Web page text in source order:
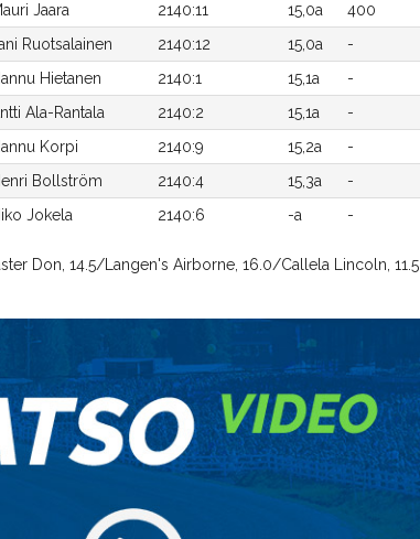
Jaara 2140:11 15,0a 400
Ruotsalainen 2140:12 15,0a -
Hietanen 2140:1 15,1a -
Ala-Rantala 2140:2 15,1a -
Korpi 2140:9 15,2a -
Bollström 2140:4 15,3a -
Jokela 2140:6 -a -
Don, 14.5/Langen's Airborne, 16.0/Callela Lincoln, 11.5